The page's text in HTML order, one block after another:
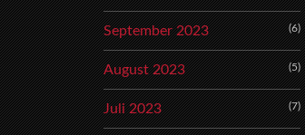
September 2023 (6)
August 2023 (5)
Juli 2023 (7)